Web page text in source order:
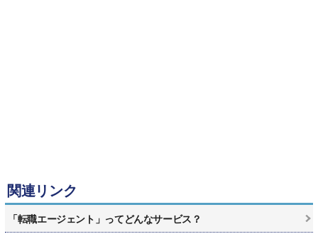
関連リンク
「転職エージェント」ってどんなサービス？